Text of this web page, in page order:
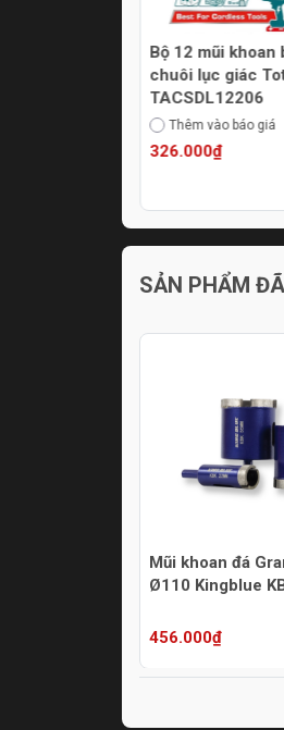
Bộ 12 mũi khoan
chuôi lục giác
TACSDL12206
Thêm vào báo giá
326.000₫
SẢN PHẨM
Mũi khoan đá
Ø110 Kingblue
456.000₫